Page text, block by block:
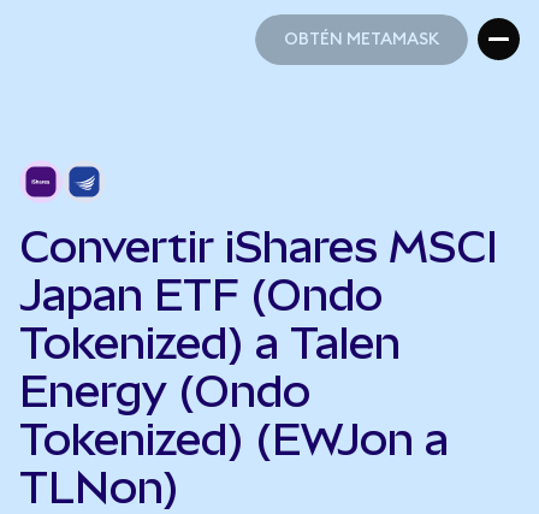
OBTÉN METAMASK
Convertir iShares MSCI
Japan ETF (Ondo
Tokenized) a Talen
Energy (Ondo
Tokenized) (EWJon a
TLNon)